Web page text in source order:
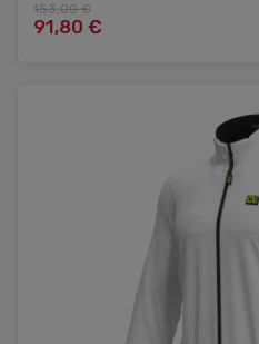
153,00 €
91,80 €